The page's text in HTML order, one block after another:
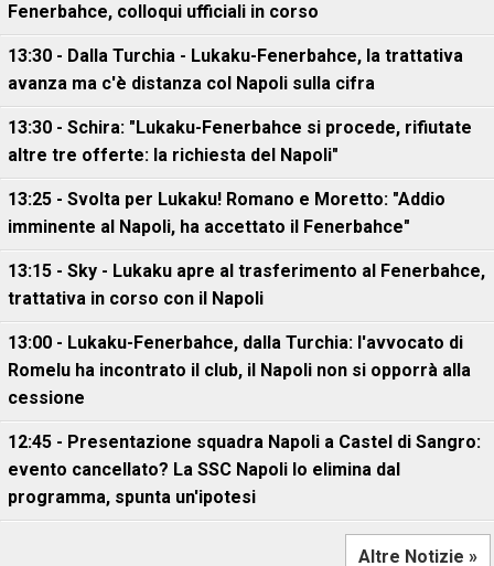
Fenerbahce, colloqui ufficiali in corso
13:30 - Dalla Turchia - Lukaku-Fenerbahce, la trattativa
avanza ma c'è distanza col Napoli sulla cifra
13:30 - Schira: "Lukaku-Fenerbahce si procede, rifiutate
altre tre offerte: la richiesta del Napoli"
13:25 - Svolta per Lukaku! Romano e Moretto: "Addio
imminente al Napoli, ha accettato il Fenerbahce"
13:15 - Sky - Lukaku apre al trasferimento al Fenerbahce,
trattativa in corso con il Napoli
13:00 - Lukaku-Fenerbahce, dalla Turchia: l'avvocato di
Romelu ha incontrato il club, il Napoli non si opporrà alla
cessione
12:45 - Presentazione squadra Napoli a Castel di Sangro:
evento cancellato? La SSC Napoli lo elimina dal
programma, spunta un'ipotesi
Altre Notizie »